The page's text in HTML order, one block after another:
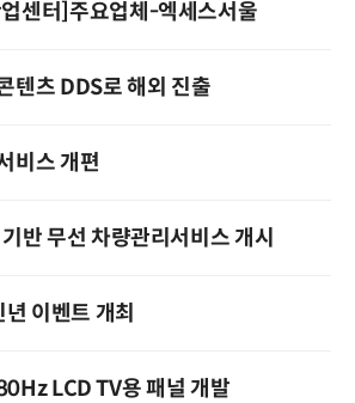
센터]주요업체-엑세스서울
텐츠 DDS로 해외 진출
비스 개편
반 무선 차량관리서비스 개시
이벤트 개최
LCD TV용 패널 개발